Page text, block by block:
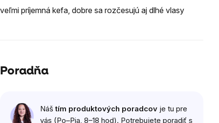
produktu
hviezdičiek.
veľmi príjemná kefa, dobre sa rozčesujú aj dlhé vlasy
Poradňa
Náštím produktových poradcov je tu pre
vás (Po–Pia, 8–18 hod). Potrebujete poradiť s